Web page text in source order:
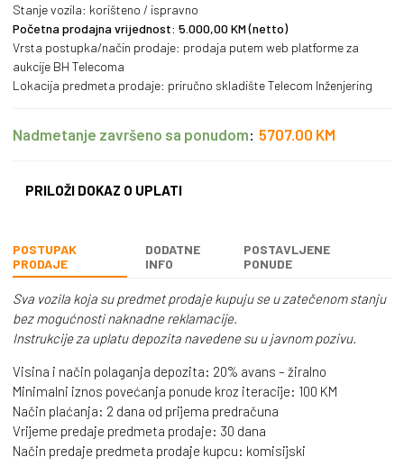
Stanje vozila: korišteno / ispravno
Početna prodajna vrijednost: 5.000,00 KM (netto)
Vrsta postupka/način prodaje: prodaja putem web platforme za
aukcije BH Telecoma
Lokacija predmeta prodaje: priručno skladište Telecom Inženjering
Nadmetanje završeno sa ponudom: 5707.00 KM
PRILOŽI DOKAZ O UPLATI
POSTUPAK
PRODAJE
DODATNE
INFO
POSTAVLJENE
PONUDE
Sva vozila koja su predmet prodaje kupuju se u zatečenom stanju
bez mogućnosti naknadne reklamacije.
Instrukcije za uplatu depozita navedene su u javnom pozivu.
Visina i način polaganja depozita: 20% avans – žiralno
Minimalni iznos povećanja ponude kroz iteracije: 100 KM
Način plaćanja: 2 dana od prijema predračuna
Vrijeme predaje predmeta prodaje: 30 dana
Način predaje predmeta prodaje kupcu: komisijski